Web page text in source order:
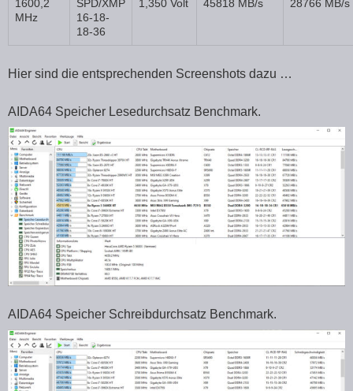
1600,2
MHz
SPD/XMP
16-18-
18-36
1,350 Volt 45818 MB/s 28766 MB/s
Hier sind die entsprechenden Screenshots dazu …
AIDA64 Speicher Lesedurchsatz Benchmark.
AIDA64 Speicher Schreibdurchsatz Benchmark.